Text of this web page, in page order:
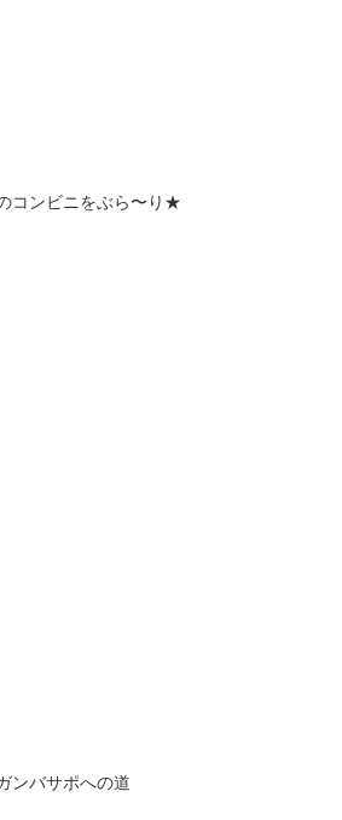
コンビニをぶら〜り★
ンバサポへの道